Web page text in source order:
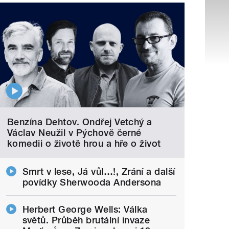
Benzína Dehtov. Ondřej Vetchý a
Václav Neužil v Pýchově černé
komedii o životě hrou a hře o život
Smrt v lese, Já vůl…!, Zrání a další
povídky Sherwooda Andersona
Herbert George Wells: Válka
světů. Průběh brutální invaze